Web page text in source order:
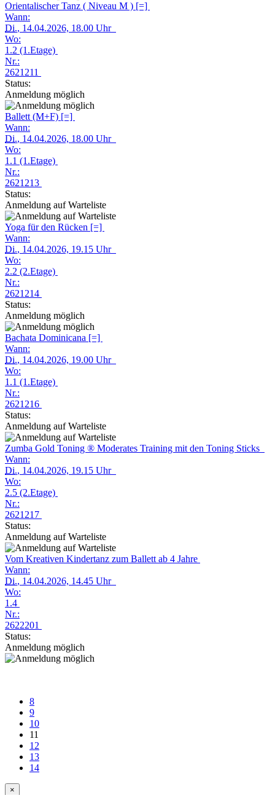
Orientalischer Tanz ( Niveau M ) [=]
Wann:
Di., 14.04.2026, 18.00 Uhr
Wo:
1.2 (1.Etage)
Nr.:
2621211
Status:
Anmeldung möglich
Ballett (M+F) [=]
Wann:
Di., 14.04.2026, 18.00 Uhr
Wo:
1.1 (1.Etage)
Nr.:
2621213
Status:
Anmeldung auf Warteliste
Yoga für den Rücken [=]
Wann:
Di., 14.04.2026, 19.15 Uhr
Wo:
2.2 (2.Etage)
Nr.:
2621214
Status:
Anmeldung möglich
Bachata Dominicana [=]
Wann:
Di., 14.04.2026, 19.00 Uhr
Wo:
1.1 (1.Etage)
Nr.:
2621216
Status:
Anmeldung auf Warteliste
Zumba Gold Toning ® Moderates Training mit den Toning Sticks
Wann:
Di., 14.04.2026, 19.15 Uhr
Wo:
2.5 (2.Etage)
Nr.:
2621217
Status:
Anmeldung auf Warteliste
Vom Kreativen Kindertanz zum Ballett ab 4 Jahre
Wann:
Di., 14.04.2026, 14.45 Uhr
Wo:
1.4
Nr.:
2622201
Status:
Anmeldung möglich
8
9
10
11
12
13
14
×